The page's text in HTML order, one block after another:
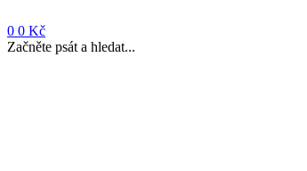
0 0 Kč
Začněte psát a hledat...